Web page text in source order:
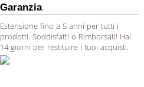
Garanzia
Estensione fino a 5 anni per tutti i
prodotti. Soddisfatti o Rimborsati! Hai
14 giorni per restituire i tuoi acquisti.